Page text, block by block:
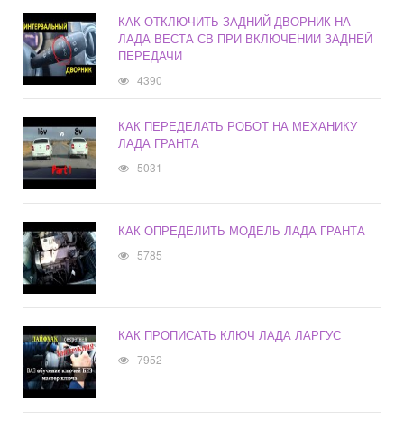
КАК ОТКЛЮЧИТЬ ЗАДНИЙ ДВОРНИК НА
ЛАДА ВЕСТА СВ ПРИ ВКЛЮЧЕНИИ ЗАДНЕЙ
ПЕРЕДАЧИ
4390
КАК ПЕРЕДЕЛАТЬ РОБОТ НА МЕХАНИКУ
ЛАДА ГРАНТА
5031
КАК ОПРЕДЕЛИТЬ МОДЕЛЬ ЛАДА ГРАНТА
5785
КАК ПРОПИСАТЬ КЛЮЧ ЛАДА ЛАРГУС
7952